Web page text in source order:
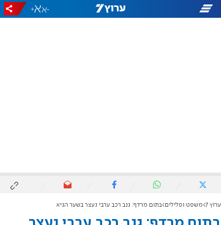
-
+
ערוץ 7 משפט ופלילים בתום מרדף: גנב רכב ערבי נעצר בשער הגיא